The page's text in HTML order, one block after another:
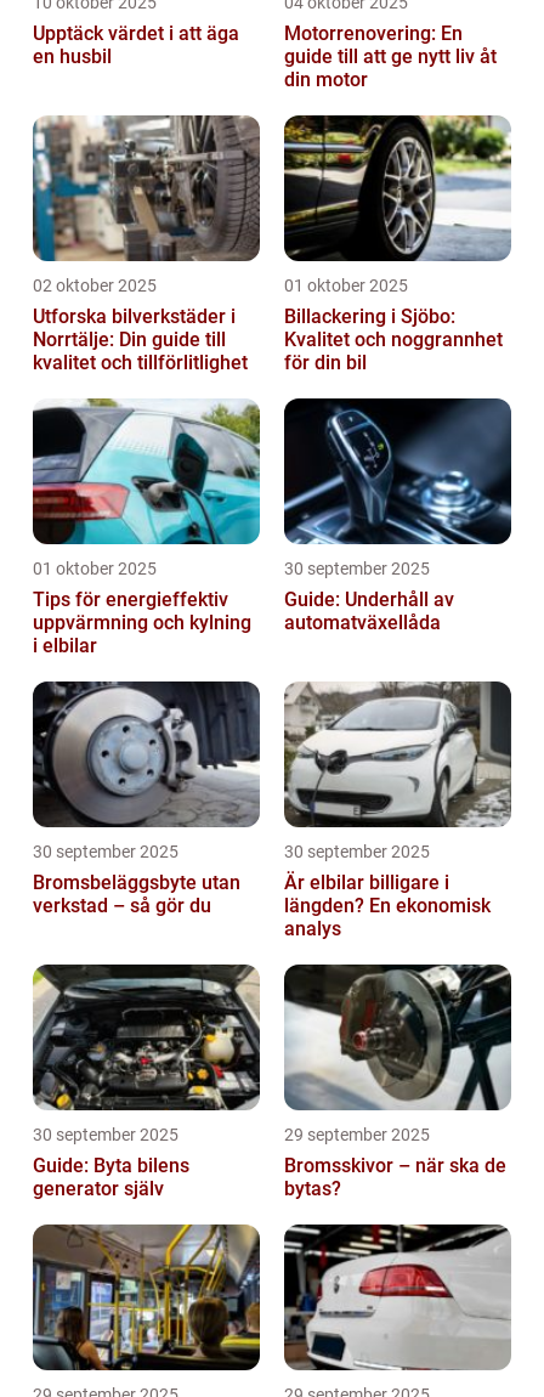
Upptäck värdet i att äga
en husbil
Motorrenovering: En
guide till att ge nytt liv åt
din motor
02 oktober 2025
Utforska bilverkstäder i
Norrtälje: Din guide till
kvalitet och tillförlitlighet
01 oktober 2025
Billackering i Sjöbo:
Kvalitet och noggrannhet
för din bil
01 oktober 2025
Tips för energieffektiv
uppvärmning och kylning
i elbilar
30 september 2025
Guide: Underhåll av
automatväxellåda
30 september 2025
Bromsbeläggsbyte utan
verkstad – så gör du
30 september 2025
Är elbilar billigare i
längden? En ekonomisk
analys
30 september 2025
Guide: Byta bilens
generator själv
29 september 2025
Bromsskivor – när ska de
bytas?